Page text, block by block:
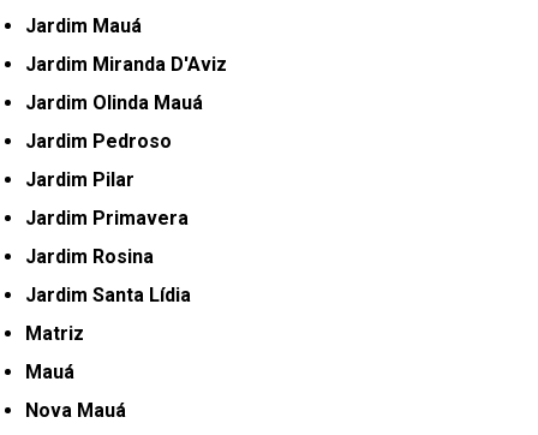
Jardim Mauá
Jardim Miranda D'Aviz
Jardim Olinda Mauá
Jardim Pedroso
Jardim Pilar
Jardim Primavera
Jardim Rosina
Jardim Santa Lídia
Matriz
Mauá
Nova Mauá